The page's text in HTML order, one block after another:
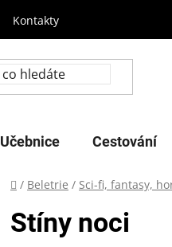
Kontakty
Učebnice Cestování
Domů
/ Beletrie / Sci-fi, fantasy,
Stíny noci